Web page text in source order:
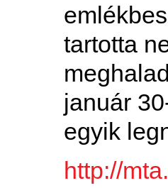
tartotta
január
egyik
http://